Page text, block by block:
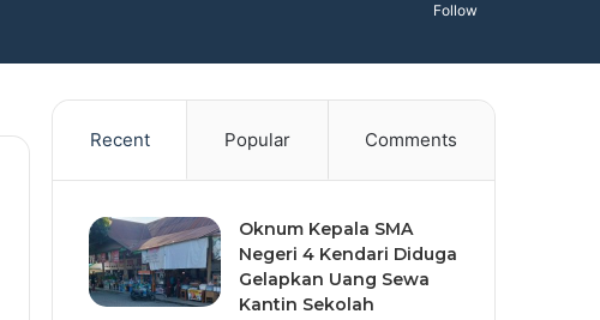
Follow
Recent Popular Comments
Oknum Kepala SMA
Negeri 4 Kendari Diduga
Gelapkan Uang Sewa
Kantin Sekolah